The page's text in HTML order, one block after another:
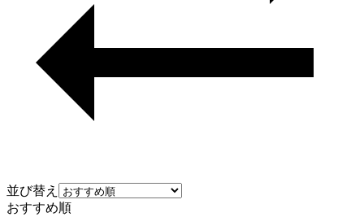
並び替え
おすすめ順